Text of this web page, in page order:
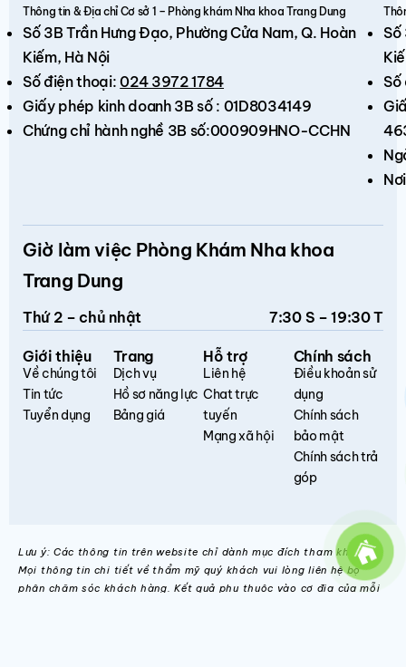
Thông tin & Địa chỉ Cơ sở 1 – Phòng khám Nha khoa Trang Dung
Số 3B Trần Hưng Đạo, Phường Cửa Nam, Q. Hoàn
Kiếm, Hà Nội
Số điện thoại:024 3972 1784
Giấy phép kinh doanh 3B số : 01D8034149
Chứng chỉ hành nghề 3B số:000909HNO-CCHN
Số
Số
Giờ làm việc Phòng Khám Nha khoa
Trang Dung
Thứ 2 – chủ nhật 7:30 S – 19:30 T
Giới thiệu
Về chúng tôi
Tin tức
Tuyển dụng
Trang
Dịch vụ
Hồ sơ năng lực
Bảng giá
Hỗ trợ
Liên hệ
Chat trực
tuyến
Mạng xã hội
Chính sách
Điều khoản sử
dụng
Chính sách
bảo mật
Chính sách trả
góp
Lưu ý: Các thông tin trên website chỉ dành mục đích tham khảo.
Mọi thông tin chi tiết về thẩm mỹ quý khách vui lòng liên hệ bộ
phận chăm sóc khách hàng. Kết quả phụ thuộc vào cơ địa của mỗi